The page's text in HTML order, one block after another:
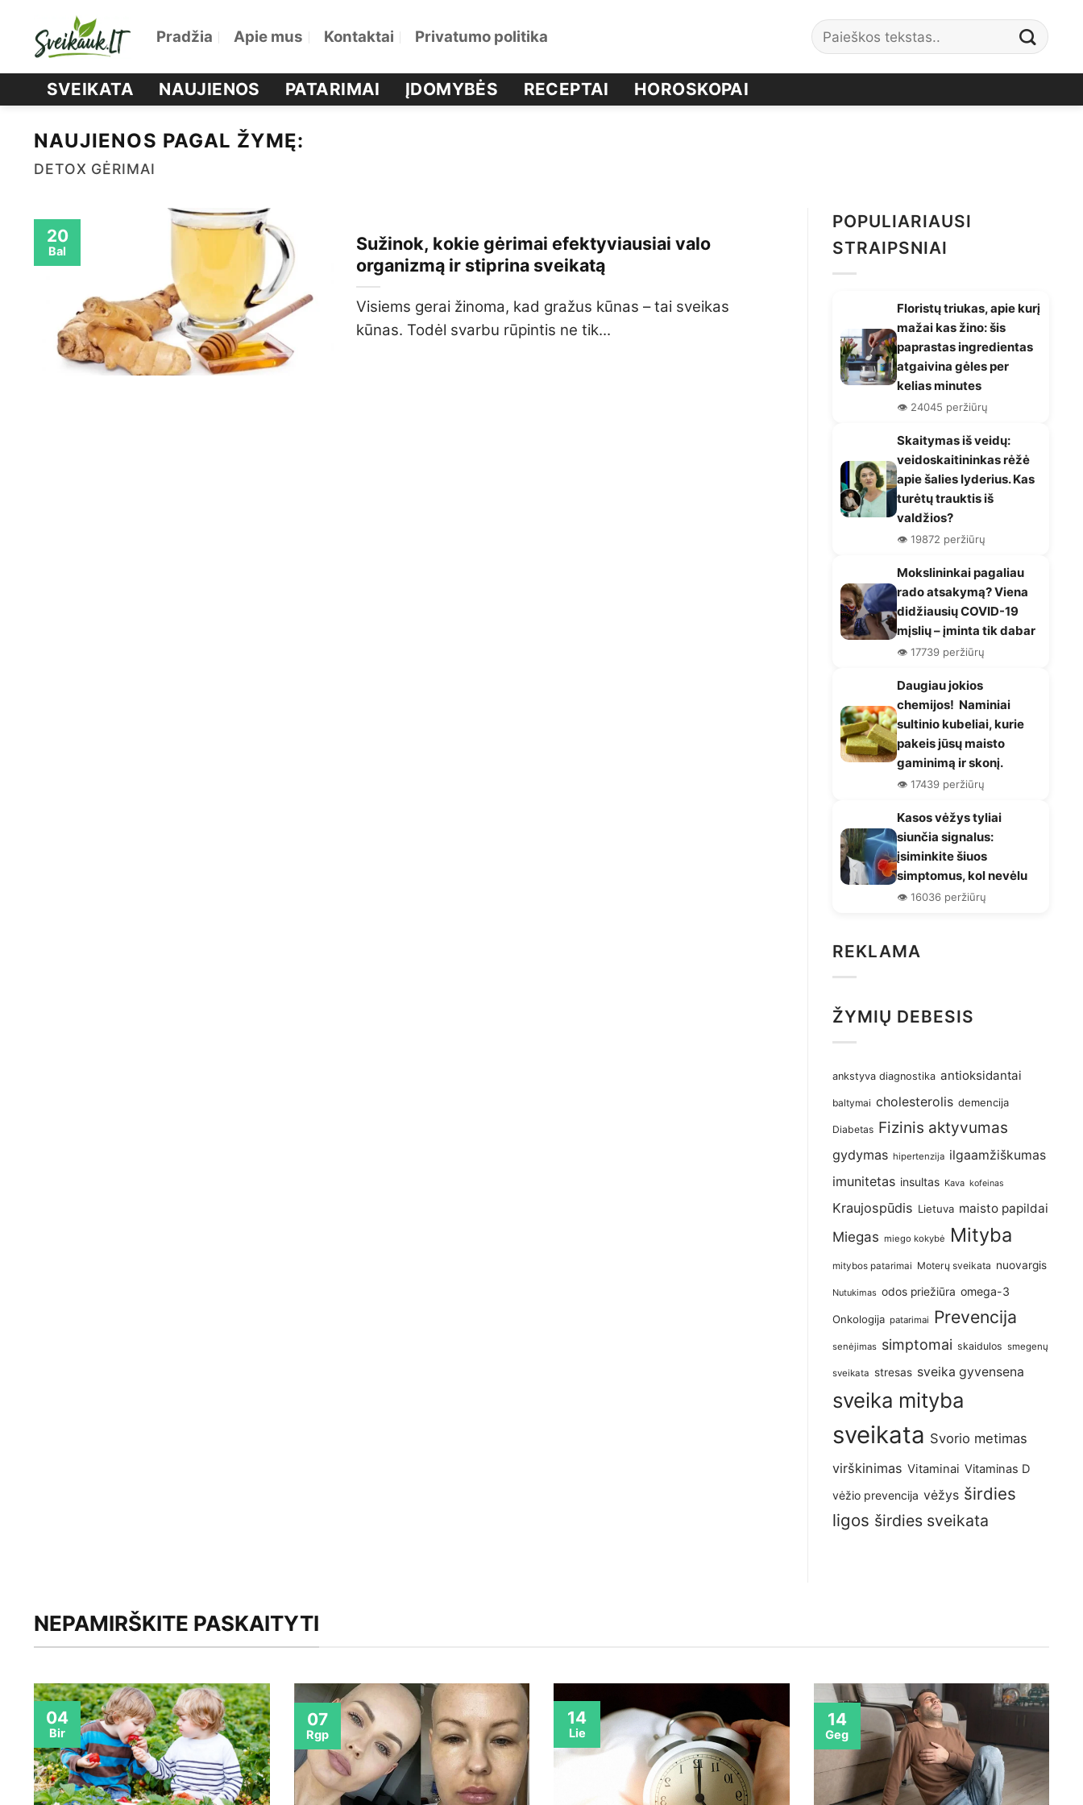
Pradžia Apie mus Kontaktai Privatumo politika
SVEIKATA NAUJIENOS PATARIMAI ĮDOMYBĖS RECEPTAI HOROSKOPAI
NAUJIENOS PAGAL ŽYMĘ:
DETOX GĖRIMAI
Sužinok, kokie gėrimai efektyviausiai valo
organizmą ir stiprina sveikatą
Visiems gerai žinoma, kad gražus kūnas – tai sveikas
kūnas. Todėl svarbu rūpintis ne tik...
20
Bal
POPULIARIAUSI
STRAIPSNIAI
Floristų triukas, apie kurį
mažai kas žino: šis
paprastas ingredientas
atgaivina gėles per
kelias minutes
👁️ 24045 peržiūrų
Skaitymas iš veidų:
veidoskaitininkas rėžė
apie šalies lyderius. Kas
turėtų trauktis iš
valdžios?
👁️ 19872 peržiūrų
Mokslininkai pagaliau
rado atsakymą? Viena
didžiausių COVID-19
mįslių – įminta tik dabar
👁️ 17739 peržiūrų
Daugiau jokios
chemijos! Naminiai
sultinio kubeliai, kurie
pakeis jūsų maisto
gaminimą ir skonį.
👁️ 17439 peržiūrų
Kasos vėžys tyliai
siunčia signalus:
įsiminkite šiuos
simptomus, kol nevėlu
👁️ 16036 peržiūrų
REKLAMA
ŽYMIŲ DEBESIS
ankstyva diagnostika antioksidantai
baltymai cholesterolis demencija
Diabetas Fizinis aktyvumas
gydymas hipertenzija ilgaamžiškumas
imunitetas insultas Kava kofeinas
Kraujospūdis Lietuva maisto papildai
Miegas miego kokybė Mityba
mitybos patarimai Moterų sveikata nuovargis
Nutukimas odos priežiūra omega-3
Onkologija patarimai Prevencija
senėjimas simptomai skaidulos smegenų
sveikata stresas sveika gyvensena
sveika mityba
sveikata Svorio metimas
virškinimas Vitaminai Vitaminas D
vėžio prevencija vėžys širdies
ligos širdies sveikata
NEPAMIRŠKITE PASKAITYTI
04
Bir
07
Rgp
14
Lie
14
Geg